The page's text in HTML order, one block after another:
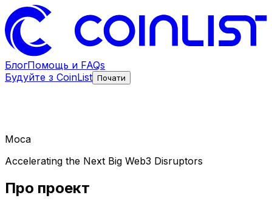
БлогПомощь и FAQs
Будуйте з CoinList Почати
Moca
Accelerating the Next Big Web3 Disruptors
Про проект